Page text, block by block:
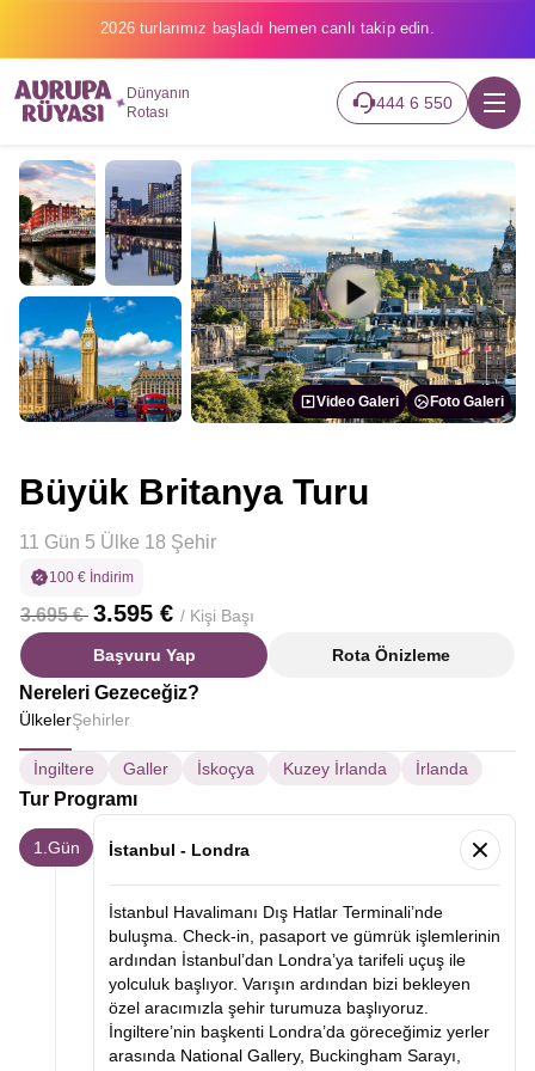
2026 turlarımız başladı hemen canlı takip edin.
Dünyanın
Rotası
444 6 550
Video Galeri Foto Galeri
Büyük Britanya Turu
11 Gün 5 Ülke 18 Şehir
100 € İndirim
3.695 € 3.595 € / Kişi Başı
Başvuru Yap Rota Önizleme
Nereleri Gezeceğiz?
ÜlkelerŞehirler
İngiltere Galler İskoçya Kuzey İrlanda İrlanda
Tur Programı
1.Gün İstanbul - Londra
İstanbul Havalimanı Dış Hatlar Terminali’nde
buluşma. Check-in, pasaport ve gümrük işlemlerinin
ardından İstanbul’dan Londra’ya tarifeli uçuş ile
yolculuk başlıyor. Varışın ardından bizi bekleyen
özel aracımızla şehir turumuza başlıyoruz.
İngiltere’nin başkenti Londra’da göreceğimiz yerler
arasında National Gallery, Buckingham Sarayı,